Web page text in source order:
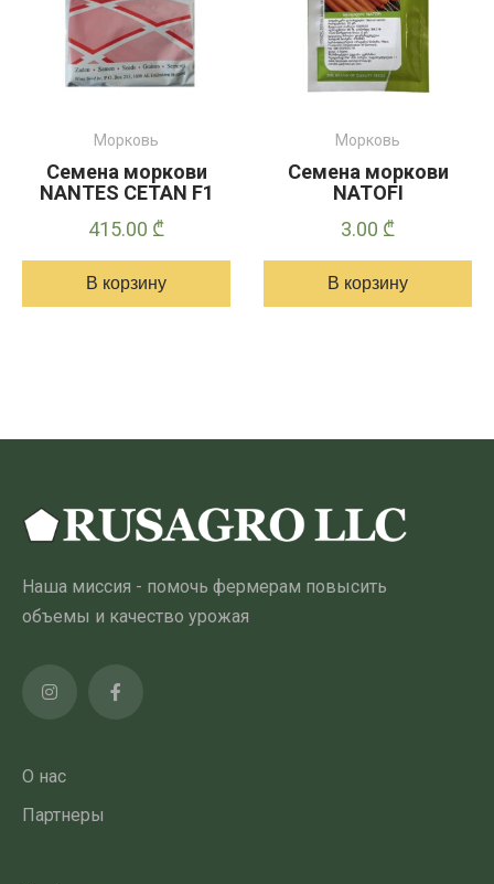
Морковь
Семена моркови
NANTES CETAN F1
415.00 ₾
В корзину
Морковь
Семена моркови
NATOFI
3.00 ₾
В корзину
Наша миссия - помочь фермерам повысить
объемы и качество урожая
О нас
Партнеры